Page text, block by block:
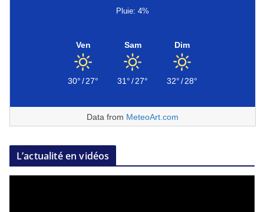
Pluie: 4%
Ven
30°/27°
Sam
31°/27°
Dim
32°/28°
Data from MeteoArt.com
L’actualité en vidéos